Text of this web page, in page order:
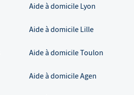
Aide à domicile Lyon
Aide à domicile Lille
Aide à domicileToulon
Aide à domicileAgen